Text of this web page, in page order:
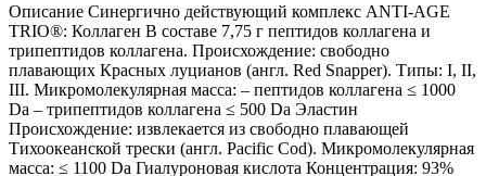
Описание Синергично действующий комплекс ANTI-AGE
TRIO®: Коллаген В составе 7,75 г пептидов коллагена и
трипептидов коллагена. Происхождение: свободно
плавающих Красных луцианов (англ. Red Snapper). Типы: I, II,
III. Микромолекулярная масса: – пептидов коллагена ≤ 1000
Da – трипептидов коллагена ≤ 500 Da Эластин
Происхождение: извлекается из свободно плавающей
Тихоокеанской трески (англ. Pacific Cod). Микромолекулярная
масса: ≤ 1100 Da Гиалуроновая кислота Концентрация: 93%